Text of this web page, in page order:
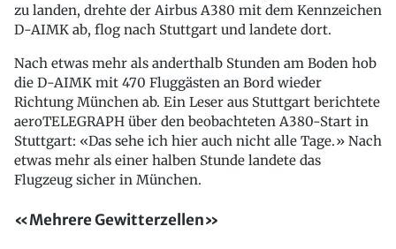
zu landen, drehte der Airbus A380 mit dem Kennzeichen
D-AIMK ab, flog nach Stuttgart und landete dort.
Nach etwas mehr als anderthalb Stunden am Boden hob
die D-AIMK mit 470 Fluggästen an Bord wieder
Richtung München ab. Ein Leser aus Stuttgart berichtete
aeroTELEGRAPH über den beobachteten A380-Start in
Stuttgart: «Das sehe ich hier auch nicht alle Tage.» Nach
etwas mehr als einer halben Stunde landete das
Flugzeug sicher in München.
«Mehrere Gewitterzellen»